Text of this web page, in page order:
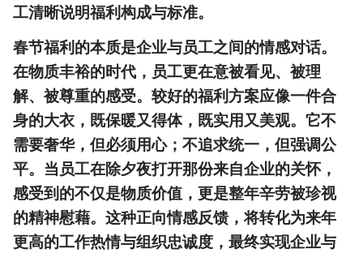
工清晰说明福利构成与标准。
春节福利的本质是企业与员工之间的情感对话。
在物质丰裕的时代，员工更在意被看见、被理
解、被尊重的感受。较好的福利方案应像一件合
身的大衣，既保暖又得体，既实用又美观。它不
需要奢华，但必须用心；不追求统一，但强调公
平。当员工在除夕夜打开那份来自企业的关怀，
感受到的不仅是物质价值，更是整年辛劳被珍视
的精神慰藉。这种正向情感反馈，将转化为来年
更高的工作热情与组织忠诚度，最终实现企业与